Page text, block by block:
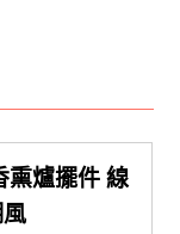
熏爐擺件 線